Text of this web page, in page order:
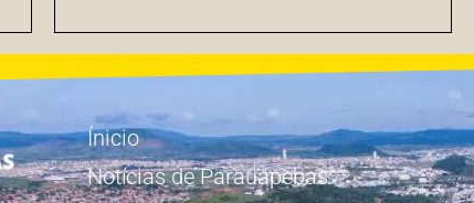
Ínicio
Notícias de Parauapebas